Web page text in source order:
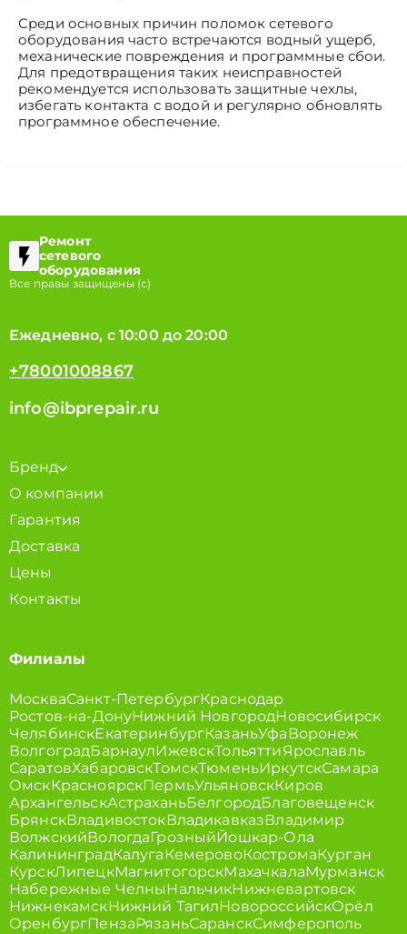
Среди основных причин поломок сетевого
оборудования часто встречаются водный ущерб,
механические повреждения и программные сбои.
Для предотвращения таких неисправностей
рекомендуется использовать защитные чехлы,
избегать контакта с водой и регулярно обновлять
программное обеспечение.
Ремонт
сетевого
оборудования
Все правы защищены (с)
Ежедневно, с 10:00 до 20:00
+78001008867
info@ibprepair.ru
Бренд
О компании
Гарантия
Доставка
Цены
Контакты
Филиалы
МоскваСанкт-ПетербургКраснодар
Ростов-на-ДонуНижний НовгородНовосибирск
ЧелябинскЕкатеринбургКазаньУфаВоронеж
ВолгоградБарнаулИжевскТольяттиЯрославль
СаратовХабаровскТомскТюменьИркутскСамара
ОмскКрасноярскПермьУльяновскКиров
АрхангельскАстраханьБелгородБлаговещенск
БрянскВладивостокВладикавказВладимир
ВолжскийВологдаГрозныйЙошкар-Ола
КалининградКалугаКемеровоКостромаКурган
КурскЛипецкМагнитогорскМахачкалаМурманск
Набережные ЧелныНальчикНижневартовск
НижнекамскНижний ТагилНовороссийскОрёл
ОренбургПензаРязаньСаранскСимферополь